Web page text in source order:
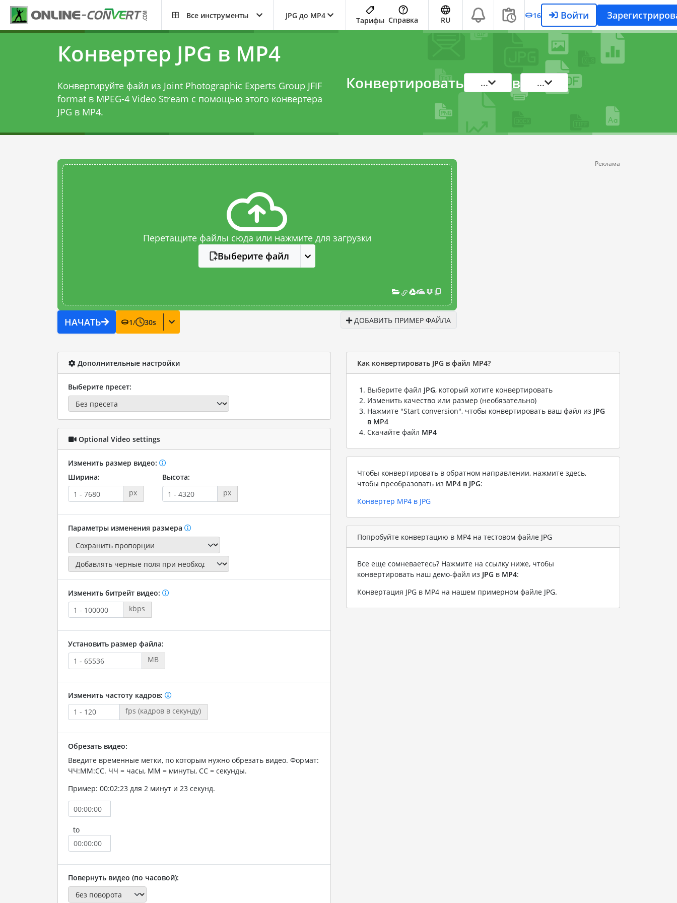
Все инструменты JPG до MP4
Тарифы Справка RU 16 Войти
Конвертер JPG в MP4
Конвертируйте файл из Joint Photographic Experts Group JFIF
format в MPEG-4 Video Stream с помощью этого конвертера
JPG в MP4.
Конвертировать ... в ...
Перетащите файлы сюда или нажмите для загрузки
Выберите файл
НАЧАТЬ 1/ 30s ДОБАВИТЬ ПРИМЕР ФАЙЛА
Реклама
Дополнительные настройки
Выберите пресет:
Optional Video settings
Изменить размер видео:
Ширина:
px
Высота:
px
Параметры изменения размера
Изменить битрейт видео:
kbps
Установить размер файла:
MB
Изменить частоту кадров:
fps (кадров в секунду)
Обрезать видео:
Введите временные метки, по которым нужно обрезать видео. Формат:
ЧЧ:ММ:СС. ЧЧ = часы, ММ = минуты, СС = секунды.
Пример: 00:02:23 для 2 минут и 23 секунд.
to
Повернуть видео (по часовой):
Как конвертировать JPG в файл MP4?
Выберите файл JPG, который хотите конвертировать
Изменить качество или размер (необязательно)
Нажмите "Start conversion", чтобы конвертировать ваш файл из JPG
в MP4
Скачайте файл MP4
Чтобы конвертировать в обратном направлении, нажмите здесь,
чтобы преобразовать из MP4 в JPG:
Конвертер MP4 в JPG
Попробуйте конвертацию в MP4 на тестовом файле JPG
Все еще сомневаетесь? Нажмите на ссылку ниже, чтобы
конвертировать наш демо-файл из JPG в MP4:
Конвертация JPG в MP4 на нашем примерном файле JPG.